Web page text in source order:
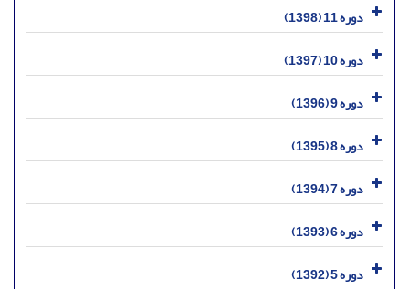
دوره 11 (1398)
دوره 10 (1397)
دوره 9 (1396)
دوره 8 (1395)
دوره 7 (1394)
دوره 6 (1393)
دوره 5 (1392)